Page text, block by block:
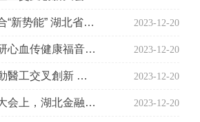
【长江云】医工融合“新势能” 湖北省医工交叉创新大会在汉举行 2023-12-20
【湖北日报】聚科研心血传健康福音 湖北十大医工交叉创新成果发布 2023-12-20
【人民网】湖北推動醫工交叉創新 賦能生命健康產業高質量發展 2023-12-20
【长江日报】这个大会上，湖北金融赋能医工交叉创新发展计划发布 2023-12-20